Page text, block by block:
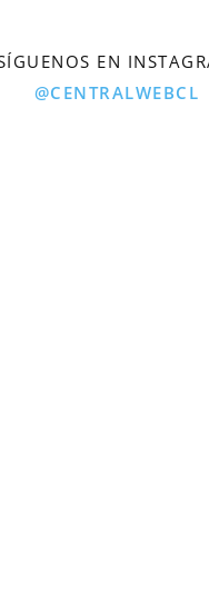
EN
@CENTRALWEBCL